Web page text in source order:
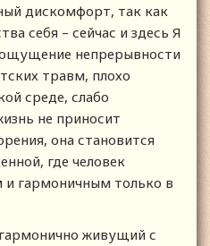
дискомфорт, так как
себя – сейчас и здесь Я
непрерывности
травм, плохо
среде, слабо
не приносит
она становится
где человек
и гармоничным только в
живущий с